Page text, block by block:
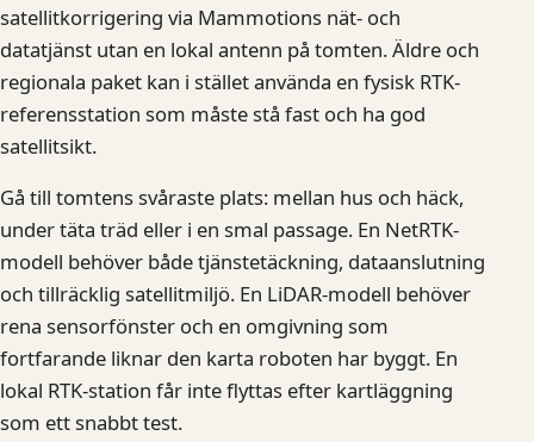
satellitkorrigering via Mammotions nät- och
datatjänst utan en lokal antenn på tomten. Äldre och
regionala paket kan i stället använda en fysisk RTK-
referensstation som måste stå fast och ha god
satellitsikt.
Gå till tomtens svåraste plats: mellan hus och häck,
under täta träd eller i en smal passage. En NetRTK-
modell behöver både tjänstetäckning, dataanslutning
och tillräcklig satellitmiljö. En LiDAR-modell behöver
rena sensorfönster och en omgivning som
fortfarande liknar den karta roboten har byggt. En
lokal RTK-station får inte flyttas efter kartläggning
som ett snabbt test.